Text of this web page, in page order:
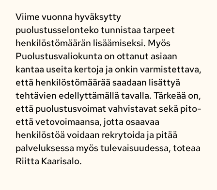
Viime vuonna hyväksytty
puolustusselonteko tunnistaa tarpeet
henkilöstömäärän lisäämiseksi. Myös
Puolustusvaliokunta on ottanut asiaan
kantaa useita kertoja ja onkin varmistettava,
että henkilöstömäärää saadaan lisättyä
tehtävien edellyttämällä tavalla. Tärkeää on,
että puolustusvoimat vahvistavat sekä pito-
että vetovoimaansa, jotta osaavaa
henkilöstöä voidaan rekrytoida ja pitää
palveluksessa myös tulevaisuudessa, toteaa
Riitta Kaarisalo.